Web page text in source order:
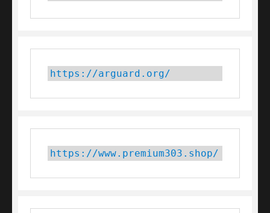
https://arguard.org/
https://www.premium303.shop/